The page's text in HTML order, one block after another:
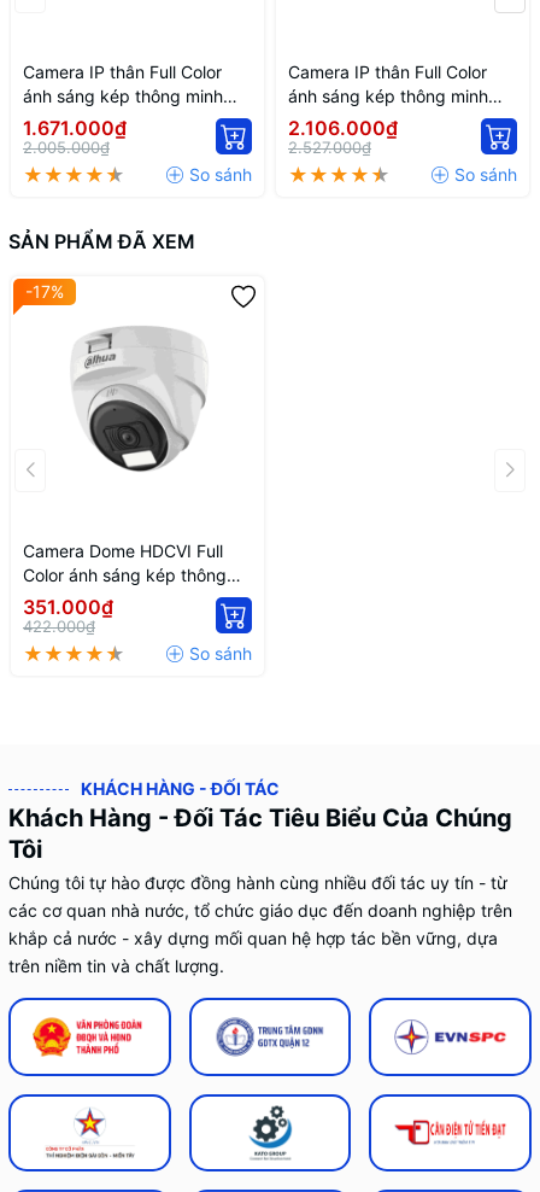
Camera IP thân Full Color
ánh sáng kép thông minh
2MP DH-IPC-HFW2249S-S-
IL
1.671.000₫
2.005.000₫
Camera IP thân Full Color
ánh sáng kép thông minh
DH-IPC-HFW2449T-AS-IL
2.106.000₫
2.527.000₫
SẢN PHẨM ĐÃ XEM
-17%
Camera Dome HDCVI Full
Color ánh sáng kép thông
minh 2.0MP (Dòng Cooper)
DH-HAC-T1A21P-U-IL-A
351.000₫
422.000₫
KHÁCH HÀNG - ĐỐI TÁC
Khách Hàng - Đối Tác Tiêu Biểu Của Chúng
Tôi
Chúng tôi tự hào được đồng hành cùng nhiều đối tác uy tín - từ
các cơ quan nhà nước, tổ chức giáo dục đến doanh nghiệp trên
khắp cả nước - xây dựng mối quan hệ hợp tác bền vững, dựa
trên niềm tin và chất lượng.